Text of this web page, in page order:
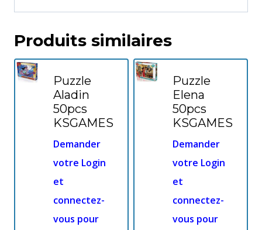
Produits similaires
Puzzle
Aladin
50pcs
KSGAMES
Demander
votre Login
et
connectez-
vous pour
Puzzle
Elena
50pcs
KSGAMES
Demander
votre Login
et
connectez-
vous pour